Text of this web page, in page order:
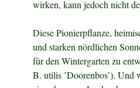
wirken, kann jedoch nicht
Diese Pionierpflanze,
und starken nördlichen
für den Wintergarten zu
B. utilis ’Doorenbos’).